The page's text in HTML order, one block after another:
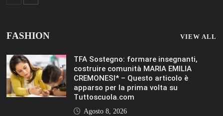
FASHION VIEW ALL
TFA Sostegno: formare insegnanti,
costruire comunità MARIA EMILIA
CREMONESI* – Questo articolo è
apparso per la prima volta su
Tuttoscuola.com
Agosto 8, 2026